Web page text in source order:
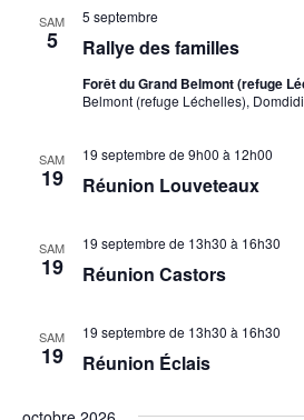
SAM
5 Rallye des familles
5 septembre
Forêt du Grand Belmont (refuge
Belmont (refuge Léchelles),
SAM
19 Réunion Louveteaux
19 septembre de 9h00 à 12h00
SAM
19 Réunion Castors
19 septembre de 13h30 à 16h30
SAM
19 Réunion Éclais
19 septembre de 13h30 à 16h30